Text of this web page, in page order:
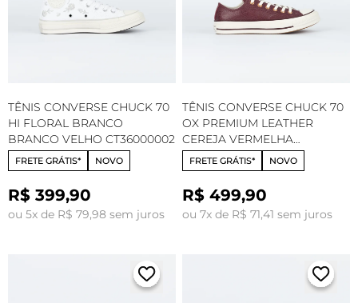
TÊNIS CONVERSE CHUCK 70
HI FLORAL BRANCO
BRANCO VELHO CT36000002
FRETE GRÁTIS* NOVO
R$ 399,90
ou 5x de R$ 79,98 sem juros
TÊNIS CONVERSE CHUCK 70
OX PREMIUM LEATHER
CEREJA VERMELHA
AMENDOA CT35890002
FRETE GRÁTIS* NOVO
R$ 499,90
ou 7x de R$ 71,41 sem juros